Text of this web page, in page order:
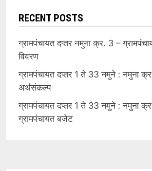
RECENT POSTS
ग्रामपंचायत दप्तर नमुना क्र. 3 –
विवरण
ग्रामपंचायत दप्तर 1 ते 33 नमुने : नमुना
अर्थसंकल्प
ग्रामपंचायत दप्तर 1 ते 33 नमुने : नमुना
ग्रामपंचायत बजेट